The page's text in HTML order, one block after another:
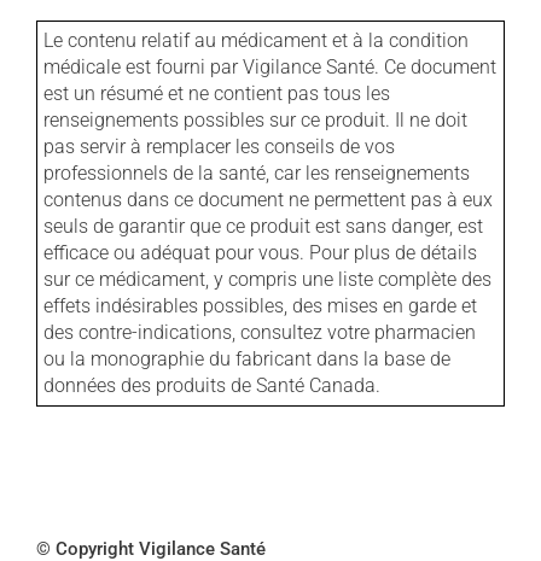
Le contenu relatif au médicament et à la condition
médicale est fourni par Vigilance Santé. Ce document
est un résumé et ne contient pas tous les
renseignements possibles sur ce produit. Il ne doit
pas servir à remplacer les conseils de vos
professionnels de la santé, car les renseignements
contenus dans ce document ne permettent pas à eux
seuls de garantir que ce produit est sans danger, est
efficace ou adéquat pour vous. Pour plus de détails
sur ce médicament, y compris une liste complète des
effets indésirables possibles, des mises en garde et
des contre-indications, consultez votre pharmacien
ou la monographie du fabricant dans la base de
données des produits de Santé Canada.
© Copyright Vigilance Santé